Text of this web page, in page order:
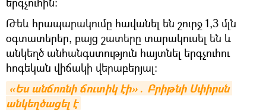
Թեև հրապարակումը հավանել են շուրջ 1,3 մլն
օգտատերեր, բայց շատերը տարակուսել են և
անկեղծ անհանգստություն հայտնել երգչուհու
հոգեկան վիճակի վերաբերյալ։
«Ես անճոռնի ճուտիկ էի»․ Բրիթնի Սփիրսն
անկեղծացել է